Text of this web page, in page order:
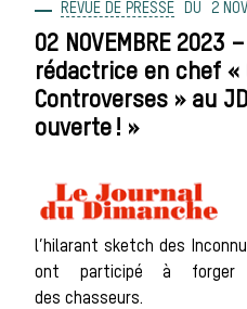
Les
REVUE DE PRESSE 2
02 NOVEMBRE 2023
rédactrice en chef «
Controverses » au
ouverte ! »
l’hilarant sketch des
ont participé à forger
des chasseurs.